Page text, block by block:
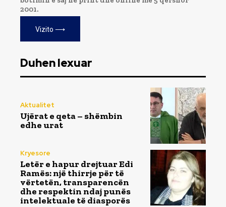
2001.
Vizito ⟶
Duhen lexuar
Aktualitet
Ujërat e qeta – shëmbin
edhe urat
Kryesore
Letër e hapur drejtuar Edi
Ramës: një thirrje për të
vërtetën, transparencën
dhe respektin ndaj punës
intelektuale të diasporës